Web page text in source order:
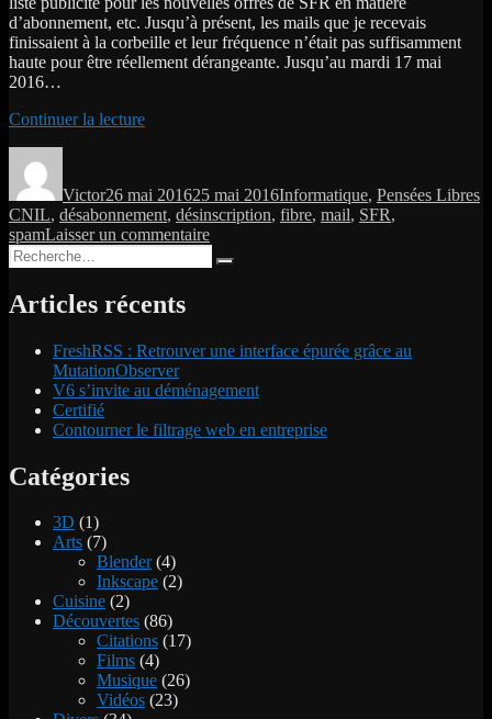
d’abonnement, etc. Jusqu’à présent, les mails que je recevais
finissaient à la corbeille et leur fréquence n’était pas suffisamment
haute pour être réellement dérangeante. Jusqu’au mardi 17 mai
2016…
Continuer la lecturede
sauvage »
Victor26 mai 201625 mai 2016Informatique, Pensées Libres
CNIL, désabonnement, désinscription, fibre, mail, SFR,
spamLaisser un commentairesur
et
Recherche
pour :
Articles récents
FreshRSS : Retrouver une interface épurée grâce au
MutationObserver
V6 s’invite au déménagement
Certifié
Contourner le filtrage web en entreprise
Catégories
3D (1)
Arts (7)
Blender(4)
Inkscape (2)
Cuisine (2)
Découvertes (86)
Citations (17)
Films (4)
Musique (26)
Vidéos (23)